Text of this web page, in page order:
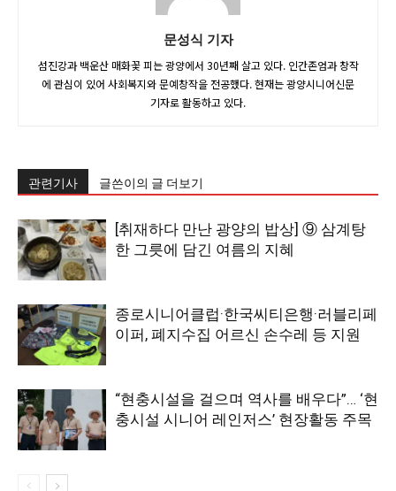
문성식 기자
섬진강과 백운산 매화꽃 피는 광양에서 30년째 살고 있다. 인간존엄과 창작
에 관심이 있어 사회복지와 문예창작을 전공했다. 현재는 광양시니어신문
기자로 활동하고 있다.
관련기사 글쓴이의 글 더보기
[취재하다 만난 광양의 밥상] ⑨ 삼계탕
한 그릇에 담긴 여름의 지혜
종로시니어클럽·한국씨티은행·러블리페
이퍼, 폐지수집 어르신 손수레 등 지원
“현충시설을 걸으며 역사를 배우다”… ‘현
충시설 시니어 레인저스’ 현장활동 주목